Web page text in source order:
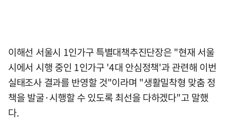
이해선 서울시 1인가구 특별대책추진단장은 "현재 서울
시에서 시행 중인 1인가구 '4대 안심정책'과 관련해 이번
실태조사 결과를 반영할 것"이라며 "생활밀착형 맞춤 정
책을 발굴·시행할 수 있도록 최선을 다하겠다"고 말했
다.